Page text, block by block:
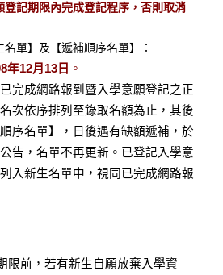
登記期限內完成登記程序，否則取消
單】及【遞補順序名單】：
年12月13日 。
完成網路報到暨入學意願登記之正
次依序排列至錄取名額為止，其後
序名單】，日後遇有缺額遞補，於
告，名單不再更新。已登記入學意
入新生名單中，視同已完成網路報
限前，若有新生自願放棄入學資